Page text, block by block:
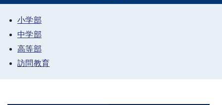
小学部
中学部
高等部
訪問教育